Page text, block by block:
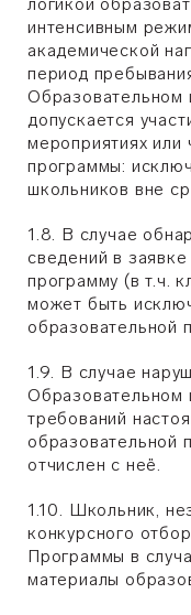
интенсивным
академической
период
Образовательном
допускается
мероприятиях или
программы:
школьников вне
1.8. В случае
сведений в
программу (в т.ч.
может быть
образовательной
1.9. В случае
Образовательном
требований
образовательной
отчислен с неё.
1.10. Школьник,
конкурсного
Программы в
материалы